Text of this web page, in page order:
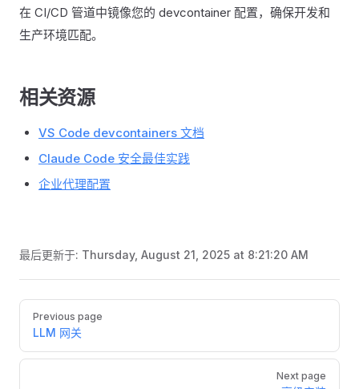
在 CI/CD 管道中镜像您的 devcontainer 配置，确保开发和
生产环境匹配。
相关资源
VS Code devcontainers 文档
Claude Code 安全最佳实践
企业代理配置
最后更新于: Thursday, August 21, 2025 at 8:21:20 AM
Pager
Previous page
LLM 网关
Next page